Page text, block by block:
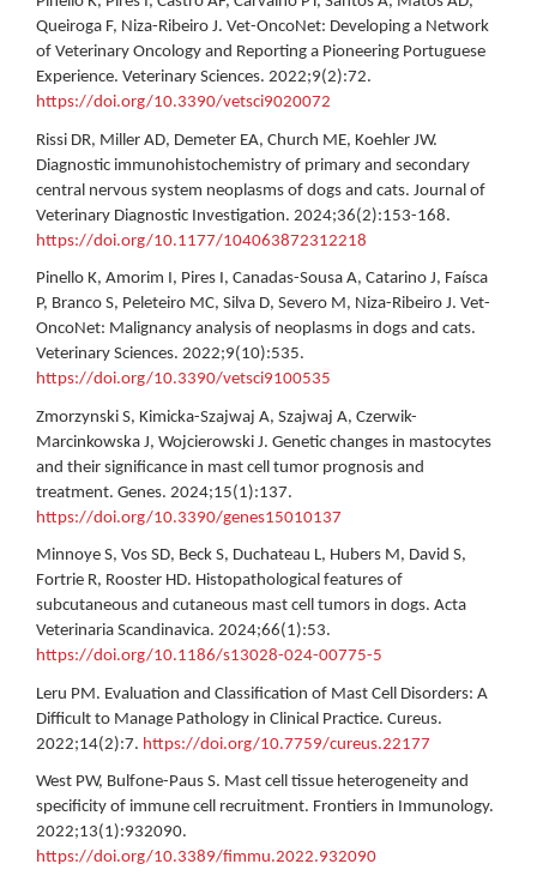
Queiroga F, Niza-Ribeiro J. Vet-OncoNet: Developing a Network
of Veterinary Oncology and Reporting a Pioneering Portuguese
Experience. Veterinary Sciences. 2022;9(2):72.
https://doi.org/10.3390/vetsci9020072
Rissi DR, Miller AD, Demeter EA, Church ME, Koehler JW.
Diagnostic immunohistochemistry of primary and secondary
central nervous system neoplasms of dogs and cats. Journal of
Veterinary Diagnostic Investigation. 2024;36(2):153-168.
https://doi.org/10.1177/104063872312218
Pinello K, Amorim I, Pires I, Canadas-Sousa A, Catarino J, Faísca
P, Branco S, Peleteiro MC, Silva D, Severo M, Niza-Ribeiro J. Vet-
OncoNet: Malignancy analysis of neoplasms in dogs and cats.
Veterinary Sciences. 2022;9(10):535.
https://doi.org/10.3390/vetsci9100535
Zmorzynski S, Kimicka-Szajwaj A, Szajwaj A, Czerwik-
Marcinkowska J, Wojcierowski J. Genetic changes in mastocytes
and their significance in mast cell tumor prognosis and
treatment. Genes. 2024;15(1):137.
https://doi.org/10.3390/genes15010137
Minnoye S, Vos SD, Beck S, Duchateau L, Hubers M, David S,
Fortrie R, Rooster HD. Histopathological features of
subcutaneous and cutaneous mast cell tumors in dogs. Acta
Veterinaria Scandinavica. 2024;66(1):53.
https://doi.org/10.1186/s13028-024-00775-5
Leru PM. Evaluation and Classification of Mast Cell Disorders: A
Difficult to Manage Pathology in Clinical Practice. Cureus.
2022;14(2):7. https://doi.org/10.7759/cureus.22177
West PW, Bulfone-Paus S. Mast cell tissue heterogeneity and
specificity of immune cell recruitment. Frontiers in Immunology.
2022;13(1):932090.
https://doi.org/10.3389/fimmu.2022.932090